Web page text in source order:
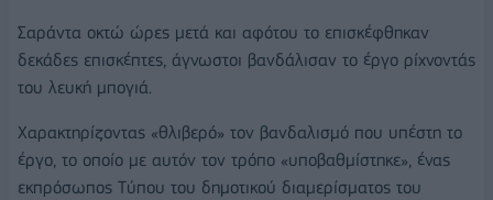
Σαράντα οκτώ ώρες μετά και αφότου το επισκέφθηκαν
δεκάδες επισκέπτες, άγνωστοι βανδάλισαν το έργο ρίχνοντάς
του λευκή μπογιά.
Χαρακτηρίζοντας «θλιβερό» τον βανδαλισμό που υπέστη το
έργο, το οποίο με αυτόν τον τρόπο «υποβαθμίστηκε», ένας
εκπρόσωπος Tύπου του δημοτικού διαμερίσματος του